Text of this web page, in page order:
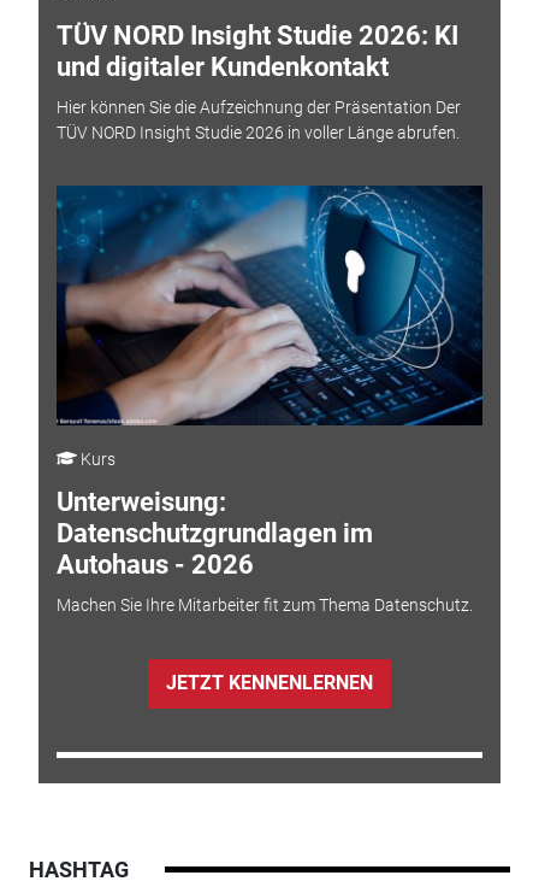
TÜV NORD Insight Studie 2026: KI
und digitaler Kundenkontakt
Hier können Sie die Aufzeichnung der Präsentation Der
TÜV NORD Insight Studie 2026 in voller Länge abrufen.
Kurs
Unterweisung:
Datenschutzgrundlagen im
Autohaus - 2026
Machen Sie Ihre Mitarbeiter fit zum Thema Datenschutz.
JETZT KENNENLERNEN
HASHTAG